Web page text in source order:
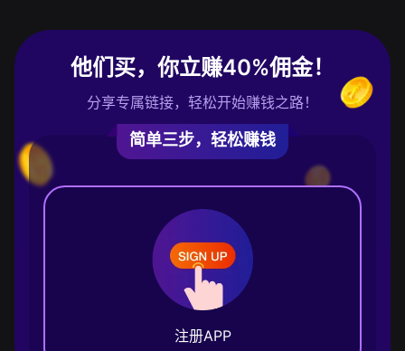
他们买，你立赚40%佣金！
分享专属链接，轻松开始赚钱之路！
简单三步，轻松赚钱
注册APP